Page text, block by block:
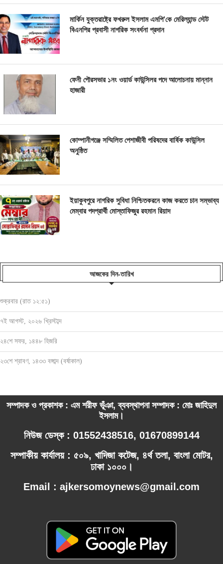
মার্কিন যুক্তরাষ্ট্রে ফখরুল ইসলাম এমপি’কে মেরিল্যান্ড স্টেট
বিএনপির প্রবাসী নাগরিক সংবর্ধনা প্রদান
ফেনী পৌরসভার ১নং ওয়ার্ড কাউন্সিলর পদে আলোচনায় মান্নান
হাজারী
কোম্পানীগঞ্জে সম্মিলিত পেশাজীবী পরিষদের বার্ষিক কাউন্সিল
অনুষ্ঠিত
ইয়াকুবপুরে নাগরিক সুবিধা নিশ্চিতকরনে কাজ করতে চান সম্ভাব্য
মেম্বার পদপ্রার্থী মোস্তাফিজুর রহমান রিয়াদ
আজকের দিন-তারিখ
শুক্রবার (রাত ১২:৫১)
৭ই আগস্ট, ২০২৬ খ্রিস্টাব্দ
২৪শে সফর, ১৪৪৮ হিজরি
২৩শে শ্রাবণ, ১৪৩৩ বঙ্গাব্দ (বর্ষাকাল)
সম্পাদক ও প্রকাশক : এম শরীফ ভূঁঞা, ব্যবস্থাপনা সম্পাদক : মোঃ জাহিদুল
ইসলাম।
নিউজ ডেস্ক : 01552438516, 01670899144
সম্পাকীয় কার্যালয় : ৫০৯, খাদিজা কটেজ, ৪র্থ তলা, বাংলা মোটর,
ঢাকা ১০০০।
Email : ajkersomoynews@gmail.com